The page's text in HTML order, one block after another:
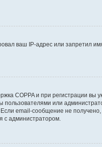
ваш IP-адрес или запретил
COPPA и при регистрации вы
или
email-сообщение не
с администратором.